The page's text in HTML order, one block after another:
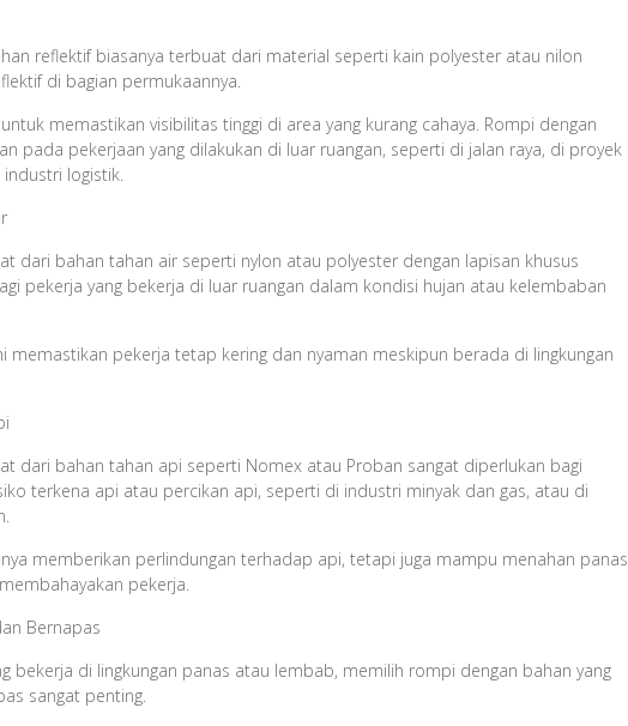
reflektif biasanya terbuat dari material seperti kain polyester atau nilon
di bagian permukaannya.
memastikan visibilitas tinggi di area yang kurang cahaya. Rompi dengan
pada pekerjaan yang dilakukan di luar ruangan, seperti di jalan raya, di proyek
logistik.
dari bahan tahan air seperti nylon atau polyester dengan lapisan khusus
pekerja yang bekerja di luar ruangan dalam kondisi hujan atau kelembaban
memastikan pekerja tetap kering dan nyaman meskipun berada di lingkungan
dari bahan tahan api seperti Nomex atau Proban sangat diperlukan bagi
terkena api atau percikan api, seperti di industri minyak dan gas, atau di
memberikan perlindungan terhadap api, tetapi juga mampu menahan panas
pekerja.
Bernapas
bekerja di lingkungan panas atau lembab, memilih rompi dengan bahan yang
sangat penting.